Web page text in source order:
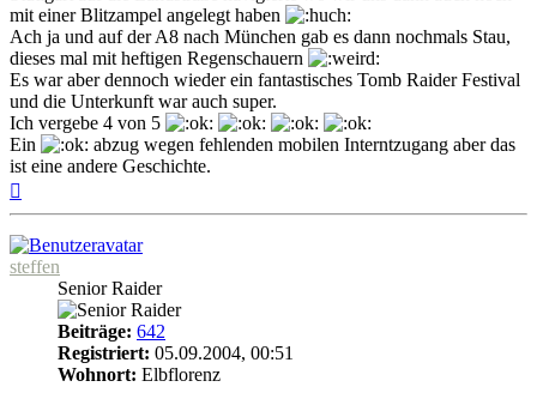
mit einer Blitzampel angelegt haben
Ach ja und auf der A8 nach München gab es dann nochmals Stau,
dieses mal mit heftigen Regenschauern
Es war aber dennoch wieder ein fantastisches Tomb Raider Festival
und die Unterkunft war auch super.
Ich vergebe 4 von 5
Ein
abzug wegen fehlenden mobilen Interntzugang aber das
ist eine andere Geschichte.
steffen
Senior Raider
Beiträge: 642
Registriert: 05.09.2004, 00:51
Wohnort: Elbflorenz